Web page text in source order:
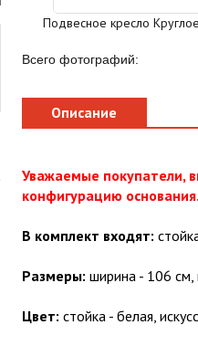
Подвесное кресло
Всего фотографий:
Описание
Уважаемые покупатели,
конфигурацию
В комплект входят:
Размеры: ширина - 106 см,
Цвет: стойка - белая,